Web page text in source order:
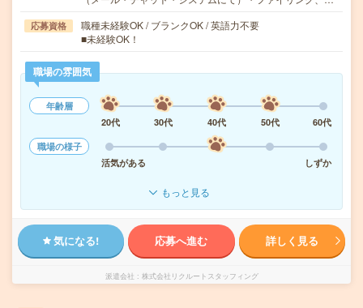
応募資格
職種未経験OK / ブランクOK / 英語力不要
■未経験OK！
職場の雰囲気
年齢層
20代
30代 40代 50代
60代
職場の様子
活気がある
しずか
もっと見る
気になる! 応募へ進む 詳しく見る
派遣会社 株式会社リクルートスタッフィング